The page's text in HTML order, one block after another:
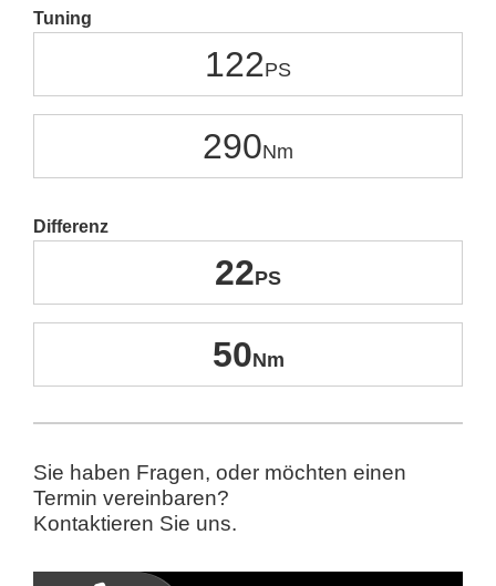
Tuning
122
290
Differenz
22
50
Sie haben Fragen, oder möchten einen
Termin vereinbaren?
Kontaktieren Sie uns.